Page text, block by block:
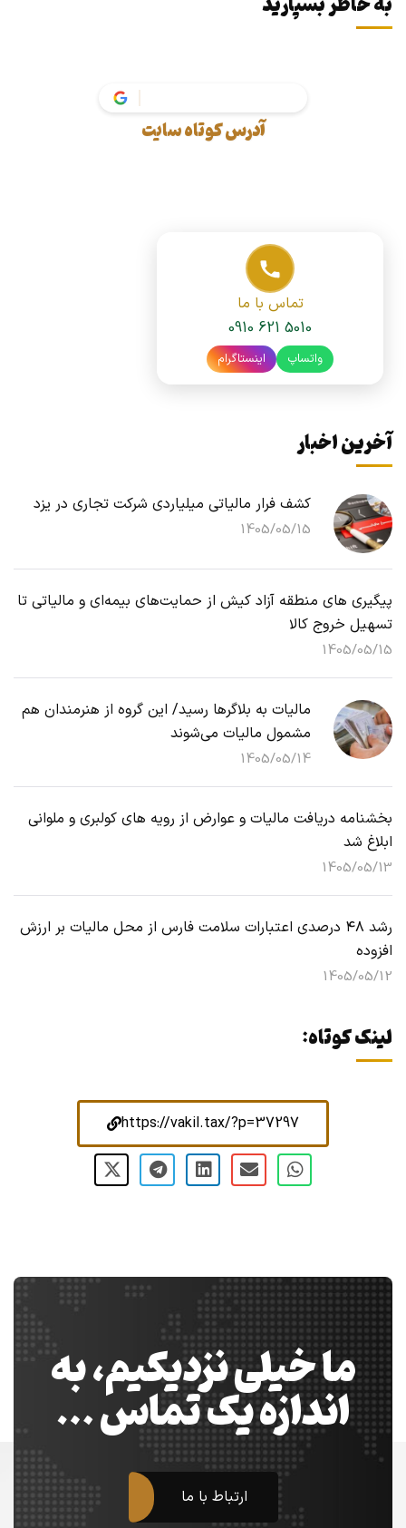
به خاطر بسپارید
آدرس کوتاه سایت
تماس با ما
0910 621 5010
واتساپ اینستاگرام
آخرین اخبار
کشف فرار مالیاتی میلیاردی شرکت تجاری در یزد
1405/05/15
پیگیری های منطقه آزاد کیش از حمایت‌های بیمه‌ای و مالیاتی تا
تسهیل خروج کالا
1405/05/15
مالیات به بلاگرها رسید/ این گروه از هنرمندان هم
مشمول مالیات می‌شوند
1405/05/14
بخشنامه دریافت مالیات و عوارض از رویه های کولبری و ملوانی
ابلاغ شد
1405/05/13
رشد ۴۸ درصدی اعتبارات سلامت فارس از محل مالیات بر ارزش
افزوده
1405/05/12
لینک کوتاه:
https://vakil.tax/?p=37297
ما خیلی نزدیکیم، به
اندازه یک تماس …
ارتباط با ما